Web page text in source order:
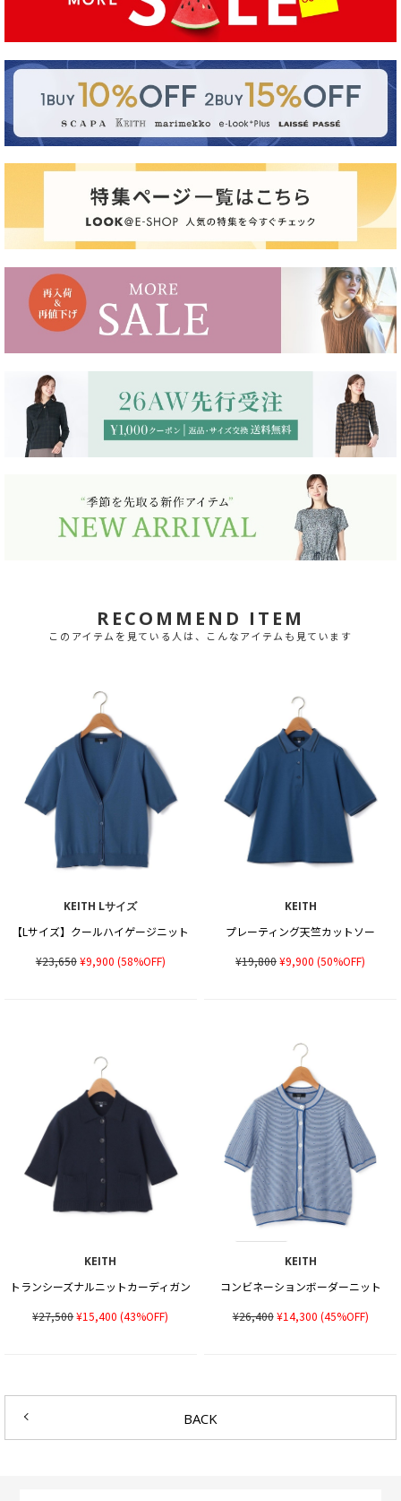
RECOMMEND ITEM
このアイテムを見ている人は、こんなアイテムも見ています
KEITH Lサイズ
【Lサイズ】クールハイゲージニット
¥23,650¥9,900 (58%OFF)
KEITH
プレーティング天竺カットソー
¥19,800¥9,900 (50%OFF)
KEITH
トランシーズナルニットカーディガン
¥27,500¥15,400 (43%OFF)
KEITH
コンビネーションボーダーニット
¥26,400¥14,300 (45%OFF)
BACK